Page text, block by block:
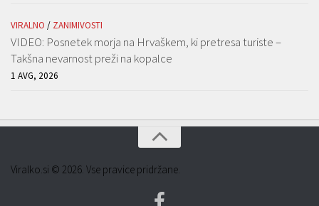
VIRALNO / ZANIMIVOSTI
VIDEO: Posnetek morja na Hrvaškem, ki pretresa turiste –
Takšna nevarnost preži na kopalce
1 AVG, 2026
Viralko.si © 2026. Vse pravice pridržane.